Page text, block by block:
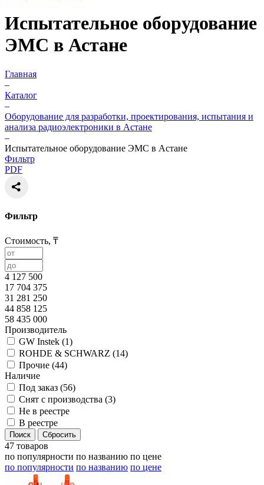
Испытательное оборудование
ЭМС в Астане
Главная
–
Каталог
–
Оборудование для разработки, проектирования, испытания и
анализа радиоэлектроники в Астане
–
Испытательное оборудование ЭМС в Астане
Фильтр
PDF
Фильтр
Стоимость, ₸
4 127 500
17 704 375
31 281 250
44 858 125
58 435 000
Производитель
GW Instek (1)
ROHDE & SCHWARZ (14)
Прочие (44)
Наличие
Под заказ (56)
Снят с производства (3)
Не в реестре
В реестре
47 товаров
по популярности по названию по цене
по популярности по названию по цене